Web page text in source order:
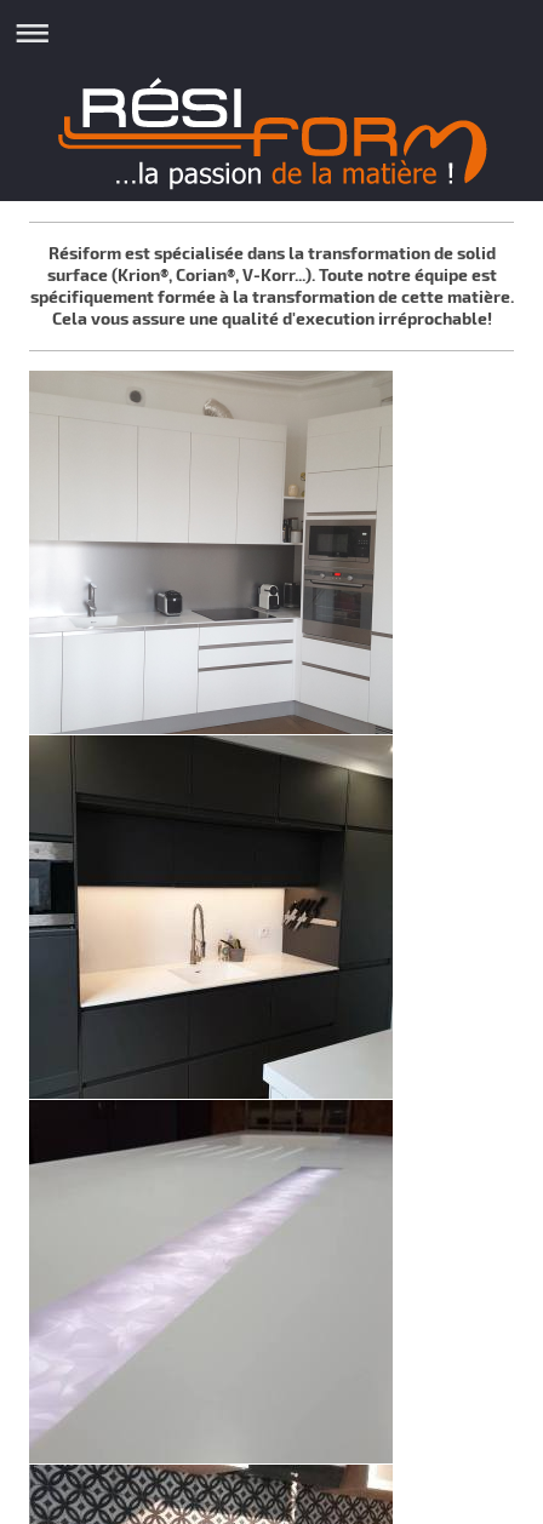
Résiform est spécialisée dans la transformation de solid
surface (Krion®, Corian®, V-Korr...). Toute notre équipe est
spécifiquement formée à la transformation de cette matière.
Cela vous assure une qualité d'execution irréprochable!